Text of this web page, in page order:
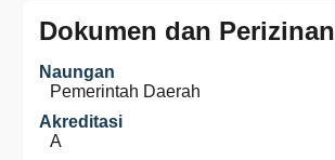
Dokumen dan Perizinan
Naungan
Pemerintah Daerah
Akreditasi
A